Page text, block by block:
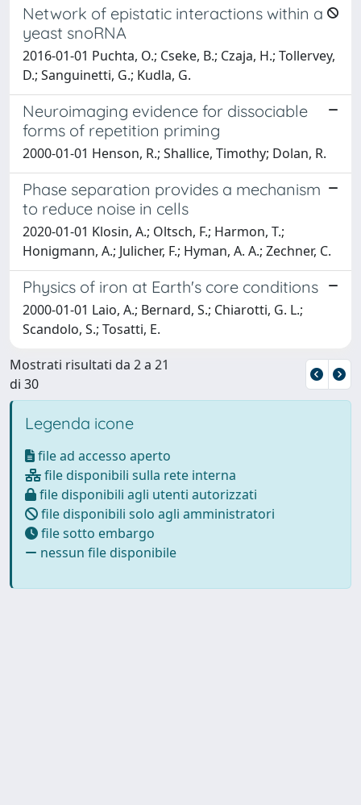
Network of epistatic interactions within a
yeast snoRNA
2016-01-01 Puchta, O.; Cseke, B.; Czaja, H.; Tollervey,
D.; Sanguinetti, G.; Kudla, G.
Neuroimaging evidence for dissociable
forms of repetition priming
2000-01-01 Henson, R.; Shallice, Timothy; Dolan, R.
Phase separation provides a mechanism
to reduce noise in cells
2020-01-01 Klosin, A.; Oltsch, F.; Harmon, T.;
Honigmann, A.; Julicher, F.; Hyman, A. A.; Zechner, C.
Physics of iron at Earth's core conditions
2000-01-01 Laio, A.; Bernard, S.; Chiarotti, G. L.;
Scandolo, S.; Tosatti, E.
Mostrati risultati da 2 a 21
di 30
Legenda icone
file ad accesso aperto
file disponibili sulla rete interna
file disponibili agli utenti autorizzati
file disponibili solo agli amministratori
file sotto embargo
nessun file disponibile